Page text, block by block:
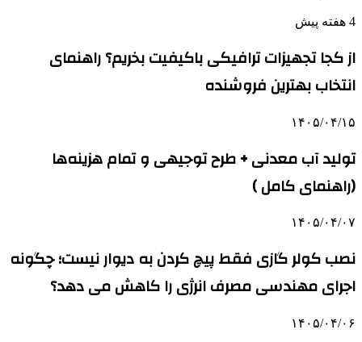
4 هفته پیش
از کجا تجهیزات ترافیکی باکیفیت بخریم؟ راهنمای
انتخاب بهترین فروشنده
۱۴۰۵/۰۴/۱۵
تولید آب معدنی + طرح توجیهی و تمام هزینه‌ها
(راهنمای کامل )
۱۴۰۵/۰۴/۰۷
نصب کولر گازی فقط پیچ کردن به دیوار نیست؛ چگونه
اجرای مهندسی مصرف انرژی را کاهش می دهد؟
۱۴۰۵/۰۴/۰۶